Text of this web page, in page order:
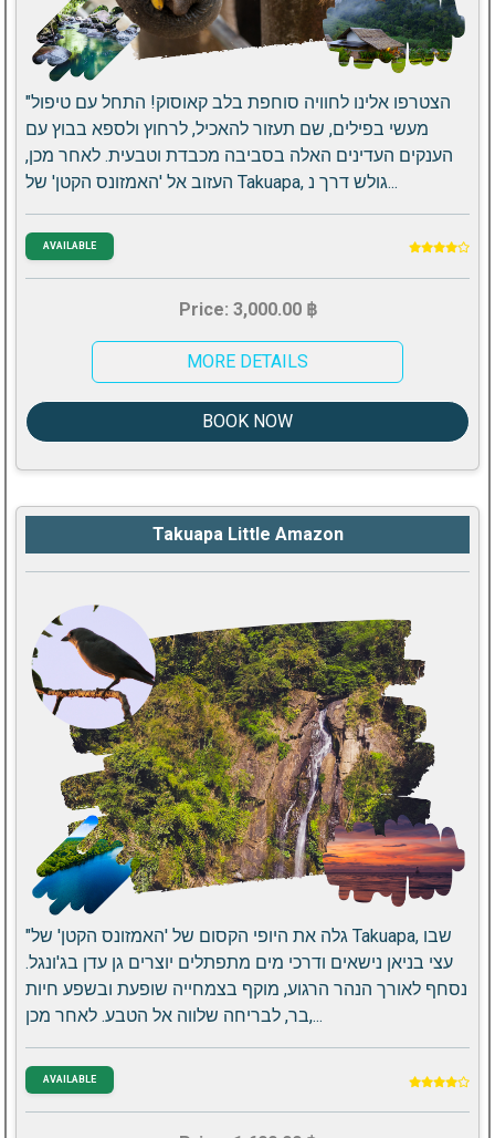
"הצטרפו אלינו לחוויה סוחפת בלב קאוסוק! התחל עם טיפול
מעשי בפילים, שם תעזור להאכיל, לרחוץ ולספא בבוץ עם
הענקים העדינים האלה בסביבה מכבדת וטבעית. לאחר מכן,
העזוב אל 'האמזונס הקטן' של Takuapa, גולש דרך נ...
AVAILABLE
Price: 3,000.00 ฿
MORE DETAILS
BOOK NOW
Takuapa Little Amazon
"גלה את היופי הקסום של 'האמזונס הקטן' של Takuapa, שבו
עצי בניאן נישאים ודרכי מים מתפתלים יוצרים גן עדן בג'ונגל.
נסחף לאורך הנהר הרגוע, מוקף בצמחייה שופעת ובשפע חיות
בר, לבריחה שלווה אל הטבע. לאחר מכן,...
AVAILABLE